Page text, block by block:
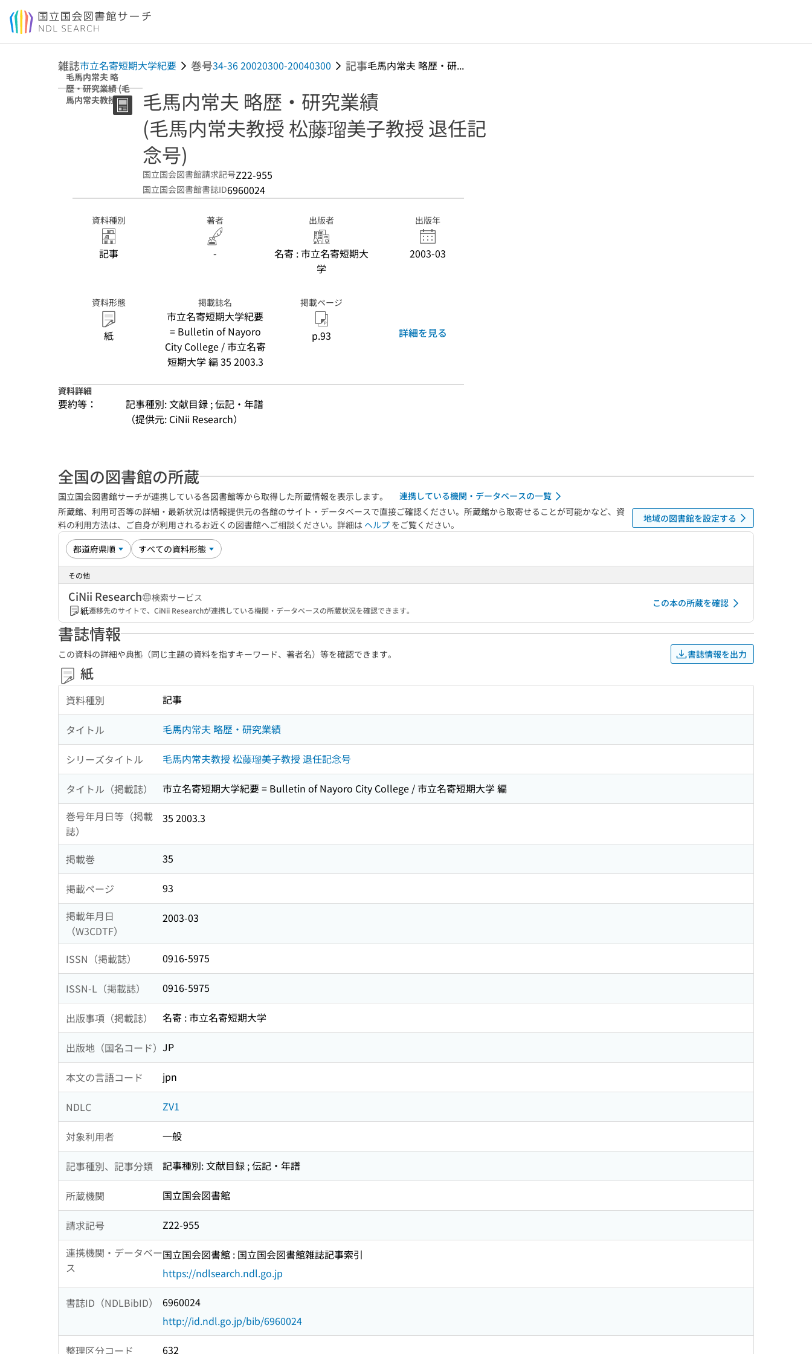
本文へ移動
雑誌市立名寄短期大学紀要 巻号34-36 20020300-20040300 記事毛馬内常夫 略歴・研...
毛馬内常夫 略
歴・研究業績 (毛
馬内常夫教授 松
藤瑠美子教授 退
毛馬内常夫 略歴・研究業績
(毛馬内常夫教授 松藤瑠美子教授 退任記
念号)
国立国会図書館請求記号Z22-955
国立国会図書館書誌ID6960024
資料種別
記事
著者
-
出版者
名寄 : 市立名寄短期大
学
出版年
2003-03
資料形態
紙
掲載誌名
市立名寄短期大学紀要
= Bulletin of Nayoro
City College / 市立名寄
短期大学 編 35 2003.3
掲載ページ
p.93 詳細を見る
資料詳細
要約等：
記事種別: 文献目録 ; 伝記・年譜
（提供元: CiNii Research）
全国の図書館の所蔵
国立国会図書館サーチが連携している各図書館等から取得した所蔵情報を表示します。
連携している機関・データベースの一覧
所蔵館、利用可否等の詳細・最新状況は情報提供元の各館のサイト・データベースで直接ご確認ください。所蔵館から取寄せることが可能かなど、資
料の利用方法は、ご自身が利用されるお近くの図書館へご相談ください。詳細は ヘルプ をご覧ください。
地域の図書館を設定する
その他
CiNii Research
検索サービス
紙遷移先のサイトで、CiNii Researchが連携している機関・データベースの所蔵状況を確認できます。
この本の所蔵を確認
書誌情報
この資料の詳細や典拠（同じ主題の資料を指すキーワード、著者名）等を確認できます。 書誌情報を出力
紙
資料種別 記事
タイトル 毛馬内常夫 略歴・研究業績
シリーズタイトル 毛馬内常夫教授 松藤瑠美子教授 退任記念号
タイトル（掲載誌）
市立名寄短期大学紀要 = Bulletin of Nayoro City College / 市立名寄短期大学 編
巻号年月日等（掲載
誌）
35 2003.3
掲載巻 35
掲載ページ
93
掲載年月日
（W3CDTF）
2003-03
ISSN（掲載誌） 0916-5975
ISSN-L（掲載誌） 0916-5975
出版事項（掲載誌） 名寄 : 市立名寄短期大学
出版地（国名コード） JP
本文の言語コード jpn
NDLC ZV1
対象利用者 一般
記事種別、記事分類 記事種別: 文献目録 ; 伝記・年譜
所蔵機関 国立国会図書館
請求記号
Z22-955
連携機関・データベー
ス
国立国会図書館 : 国立国会図書館雑誌記事索引
https://ndlsearch.ndl.go.jp
書誌ID（NDLBibID）
6960024
http://id.ndl.go.jp/bib/6960024
整理区分コード 632